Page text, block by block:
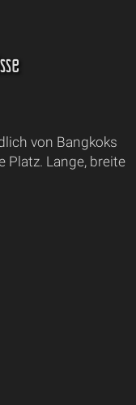
von Bangkoks
Lange, breite